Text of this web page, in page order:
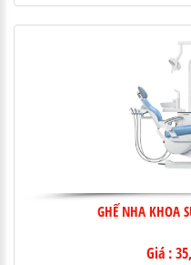
GHẾ NHA KHOA
Giá :